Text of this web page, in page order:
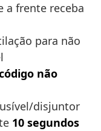
a frente receba
para não
não
disjuntor
10 segundos